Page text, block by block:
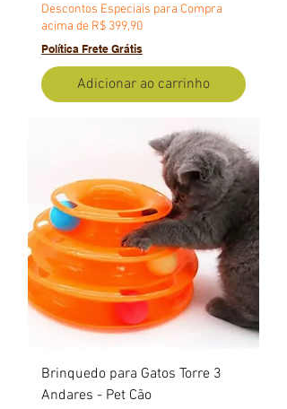
Descontos Especiais para Compra
acima de R$ 399,90
Política Frete Grátis
Adicionar ao carrinho
Brinquedo para Gatos Torre 3
Andares - Pet Cão